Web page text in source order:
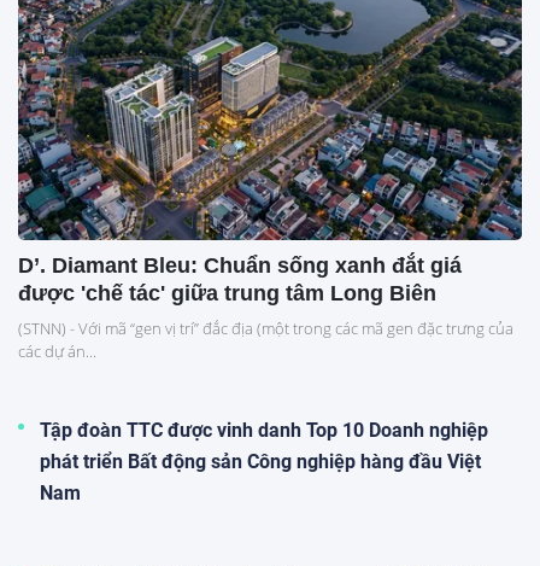
D’. Diamant Bleu: Chuẩn sống xanh đắt giá
được 'chế tác' giữa trung tâm Long Biên
(STNN) - Với mã “gen vị trí” đắc địa (một trong các mã gen đặc trưng của
các dự án...
Tập đoàn TTC được vinh danh Top 10 Doanh nghiệp
phát triển Bất động sản Công nghiệp hàng đầu Việt
Nam